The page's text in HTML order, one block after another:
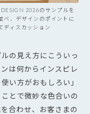
2026のサンプルを
べ、デザインのポイントに
ディスカッション
の見え方にこういっ
は何からインスピレ
い方がおもしろい」
とで微妙な色合いの
合わせ、お客さまの